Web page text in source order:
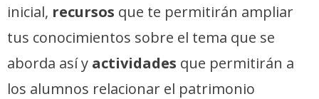
inicial, recursos que te permitirán ampliar
tus conocimientos sobre el tema que se
aborda así y actividades que permitirán a
los alumnos relacionar el patrimonio